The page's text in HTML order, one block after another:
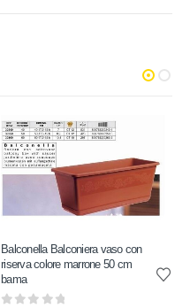
Balconella Balconiera vaso con
riserva colore marrone 50 cm
bama